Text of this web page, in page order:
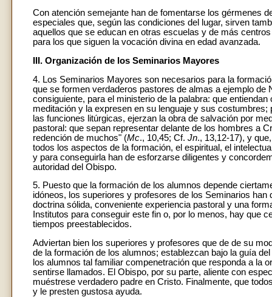
Con atención semejante han de fomentarse los gérmenes
especiales que, según las condiciones del lugar, sirven
aquellos que se educan en otras escuelas y de más
para los que siguen la vocación divina en edad avanzada.
III. Organización de los Seminarios Mayores
4. Los Seminarios Mayores son necesarios para la
que se formen verdaderos pastores de almas a ejemplo
consiguiente, para el ministerio de la palabra: que
meditación y la expresen en su lenguaje y sus
las funciones litúrgicas, ejerzan la obra de salvación por
pastoral: que sepan representar delante de los hombres a
redención de muchos" (Mc., 10,45; Cf. Jn., 13,12-17), y
todos los aspectos de la formación, el espiritual, el
y para conseguirla han de esforzarse diligentes y
autoridad del Obispo.
5. Puesto que la formación de los alumnos depende
idóneos, los superiores y profesores de los Seminarios
doctrina sólida, conveniente experiencia pastoral y una
Institutos para conseguir este fin o, por lo menos, hay que
tiempos preestablecidos.
Adviertan bien los superiores y profesores que de de su
de la formación de los alumnos; establezcan bajo la guía
los alumnos tal familiar compenetración que responda a la
sentirse llamados. El Obispo, por su parte, aliente con
muéstrese verdadero padre en Cristo. Finalmente, que
y le presten gustosa ayuda.